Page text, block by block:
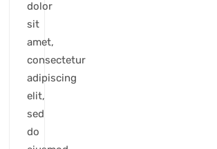
dolor
sit
amet,
consectetur
adipiscing
elit,
sed
do